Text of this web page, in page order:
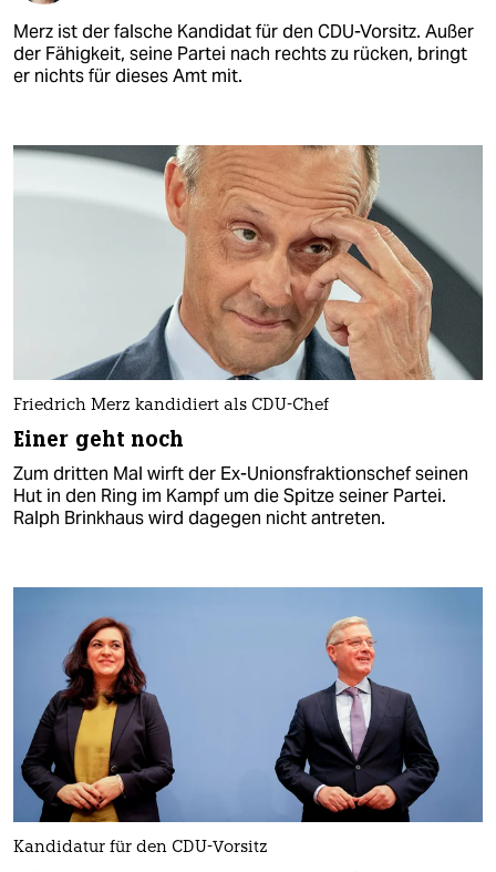
Merz ist der falsche Kandidat für den CDU-Vorsitz. Außer
der Fähigkeit, seine Partei nach rechts zu rücken, bringt
er nichts für dieses Amt mit.
Friedrich Merz kandidiert als CDU-Chef
Einer geht noch
Zum dritten Mal wirft der Ex-Unionsfraktionschef seinen
Hut in den Ring im Kampf um die Spitze seiner Partei.
Ralph Brinkhaus wird dagegen nicht antreten.
Kandidatur für den CDU-Vorsitz